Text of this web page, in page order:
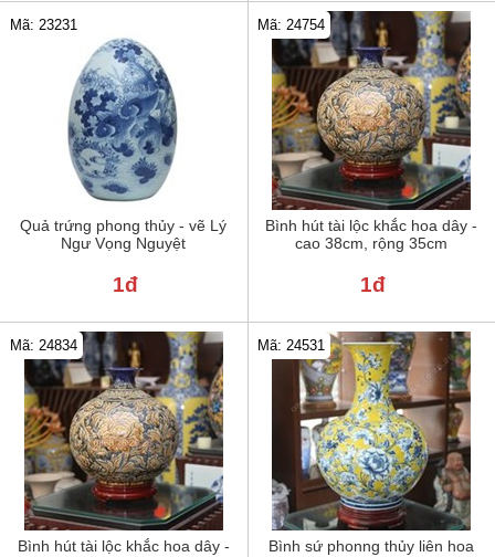
Quả trứng phong thủy - vẽ Lý
Ngư Vọng Nguyệt
Mã: 23231
1đ
Bình hút tài lộc khắc hoa dây -
cao 38cm, rộng 35cm
Mã: 24754
1đ
Bình hút tài lộc khắc hoa dây -
Mã: 24834
Bình sứ phonng thủy liên hoa
Mã: 24531